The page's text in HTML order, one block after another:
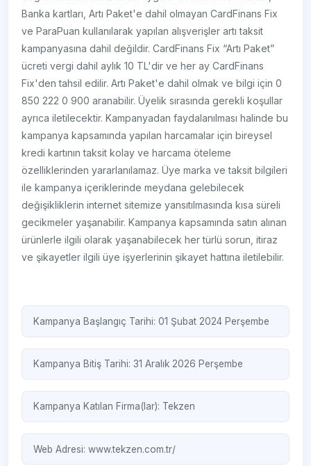
Banka kartları, Artı Paket'e dahil olmayan CardFinans Fix
ve ParaPuan kullanılarak yapılan alışverişler artı taksit
kampanyasına dahil değildir. CardFinans Fix “Artı Paket”
ücreti vergi dahil aylık 10 TL'dir ve her ay CardFinans
Fix'den tahsil edilir. Artı Paket'e dahil olmak ve bilgi için 0
850 222 0 900 aranabilir. Üyelik sırasında gerekli koşullar
ayrıca iletilecektir. Kampanyadan faydalanılması halinde bu
kampanya kapsamında yapılan harcamalar için bireysel
kredi kartının taksit kolay ve harcama öteleme
özelliklerinden yararlanılamaz. Üye marka ve taksit bilgileri
ile kampanya içeriklerinde meydana gelebilecek
değişikliklerin internet sitemize yansıtılmasında kısa süreli
gecikmeler yaşanabilir. Kampanya kapsamında satın alınan
ürünlerle ilgili olarak yaşanabilecek her türlü sorun, itiraz
ve şikayetler ilgili üye işyerlerinin şikayet hattına iletilebilir.
Kampanya Başlangıç Tarihi: 01 Şubat 2024 Perşembe
Kampanya Bitiş Tarihi: 31 Aralık 2026 Perşembe
Kampanya Katılan Firma(lar): Tekzen
Web Adresi:www.tekzen.com.tr/